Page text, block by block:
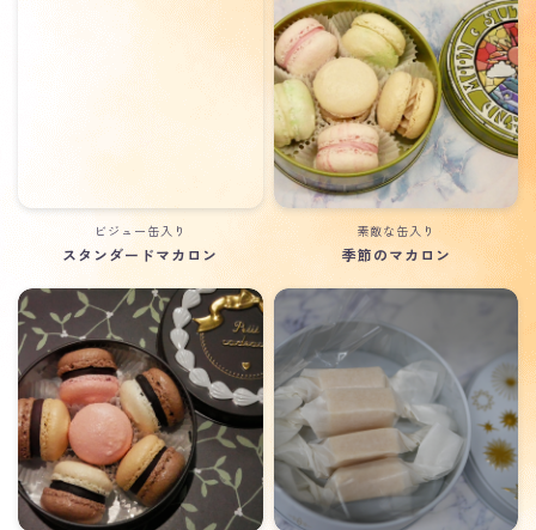
ビジュー缶入り
スタンダードマカロン
素敵な缶入り
季節のマカロン